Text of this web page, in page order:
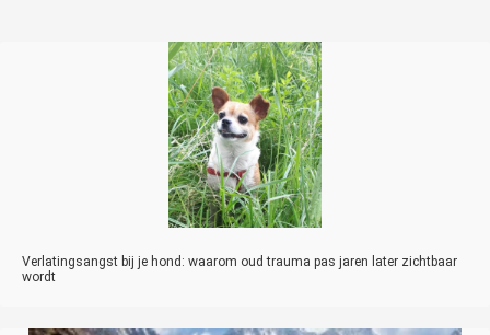
Verlatingsangst bij je hond: waarom oud trauma pas jaren later zichtbaar
wordt